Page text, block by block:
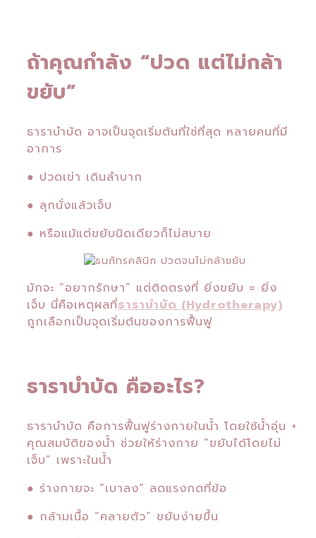
ถ้าคุณกำลัง “ปวด แต่ไม่กล้า
ขยับ”
ธาราบำบัด อาจเป็นจุดเริ่มต้นที่ใช่ที่สุด หลายคนที่มี
อาการ
● ปวดเข่า เดินลำบาก
● ลุกนั่งแล้วเจ็บ
● หรือแม้แต่ขยับนิดเดียวก็ไม่สบาย
มักจะ “อยากรักษา” แต่ติดตรงที่ ยิ่งขยับ = ยิ่ง
เจ็บ นี่คือเหตุผลที่ธาราบำบัด (Hydrotherapy)
ถูกเลือกเป็นจุดเริ่มต้นของการฟื้นฟู
ธาราบำบัด คืออะไร?
ธาราบำบัด คือการฟื้นฟูร่างกายในน้ำ โดยใช้น้ำอุ่น +
คุณสมบัติของน้ำ ช่วยให้ร่างกาย “ขยับได้โดยไม่
เจ็บ” เพราะในน้ำ
● ร่างกายจะ “เบาลง” ลดแรงกดที่ข้อ
● กล้ามเนื้อ “คลายตัว” ขยับง่ายขึ้น